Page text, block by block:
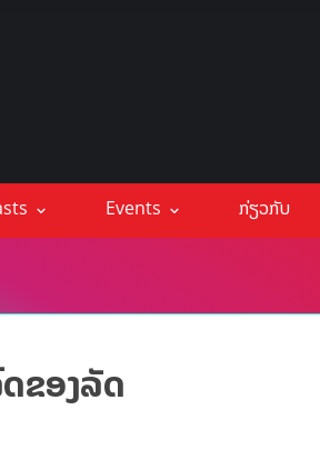
Events
ກ່ຽວກັບ
ຂອງລັດ